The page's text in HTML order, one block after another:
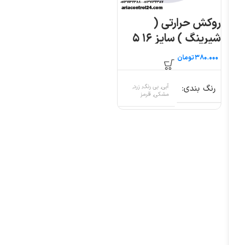
روکش حرارتی (
شیرینگ ) سایز ۱۶ ۵
متری تومان
رنگ بندی
آبی, بی رنگ, زرد,
مشکی, قرمز